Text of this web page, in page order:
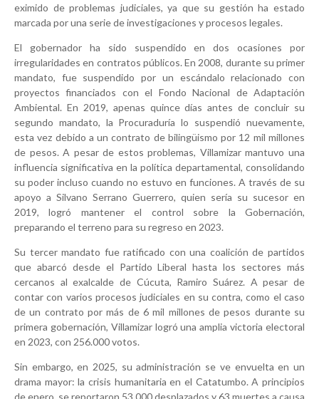
eximido de problemas judiciales, ya que su gestión ha estado
marcada por una serie de investigaciones y procesos legales.
El gobernador ha sido suspendido en dos ocasiones por
irregularidades en contratos públicos. En 2008, durante su primer
mandato, fue suspendido por un escándalo relacionado con
proyectos financiados con el Fondo Nacional de Adaptación
Ambiental. En 2019, apenas quince días antes de concluir su
segundo mandato, la Procuraduría lo suspendió nuevamente,
esta vez debido a un contrato de bilingüismo por 12 mil millones
de pesos. A pesar de estos problemas, Villamizar mantuvo una
influencia significativa en la política departamental, consolidando
su poder incluso cuando no estuvo en funciones. A través de su
apoyo a Silvano Serrano Guerrero, quien sería su sucesor en
2019, logró mantener el control sobre la Gobernación,
preparando el terreno para su regreso en 2023.
Su tercer mandato fue ratificado con una coalición de partidos
que abarcó desde el Partido Liberal hasta los sectores más
cercanos al exalcalde de Cúcuta, Ramiro Suárez. A pesar de
contar con varios procesos judiciales en su contra, como el caso
de un contrato por más de 6 mil millones de pesos durante su
primera gobernación, Villamizar logró una amplia victoria electoral
en 2023, con 256.000 votos.
Sin embargo, en 2025, su administración se ve envuelta en un
drama mayor: la crisis humanitaria en el Catatumbo. A principios